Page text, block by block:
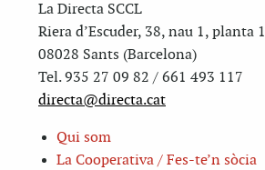
La Directa SCCL
Riera d’Escuder, 38, nau 1, planta 1
08028 Sants (Barcelona)
Tel. 935 27 09 82 / 661 493 117
directa@directa.cat
Qui som
La Cooperativa / Fes-te’n sòcia